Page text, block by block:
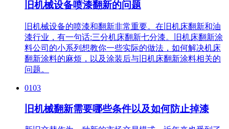
旧机械设备喷漆翻新的问题
旧机械设备的喷漆和翻新非常重要。在旧机床翻新和油
漆行业，有一句话:三分机床翻新七分漆。旧机床翻新涂
料公司的小系列想教你一些实际的做法，如何解决机床
翻新涂料的麻烦，以及涂装后与旧机床翻新涂料相关的
问题。
0103
旧机械翻新需要哪些条件以及如何防止掉漆